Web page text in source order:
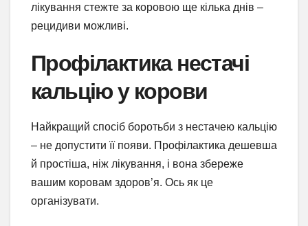
лікування стежте за коровою ще кілька днів –
рецидиви можливі.
Профілактика нестачі
кальцію у корови
Найкращий спосіб боротьби з нестачею кальцію
– не допустити її появи. Профілактика дешевша
й простіша, ніж лікування, і вона збереже
вашим коровам здоров’я. Ось як це
організувати.